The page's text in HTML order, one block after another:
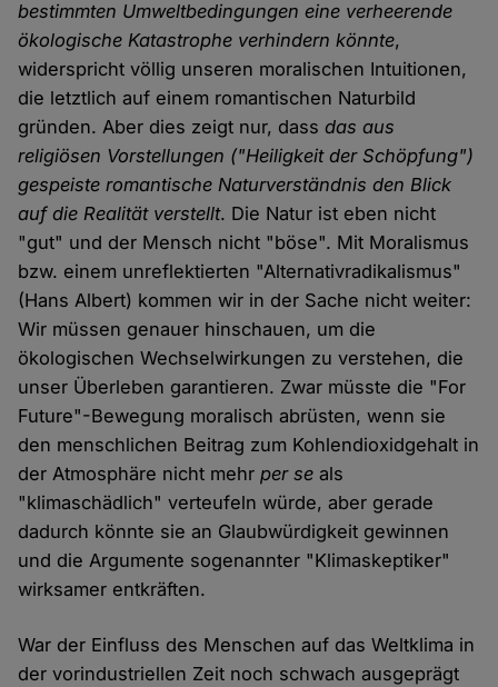
bestimmten Umweltbedingungen eine verheerende
ökologische Katastrophe verhindern könnte,
widerspricht völlig unseren moralischen Intuitionen,
die letztlich auf einem romantischen Naturbild
gründen. Aber dies zeigt nur, dassdas aus
religiösen Vorstellungen ("Heiligkeit der Schöpfung")
gespeiste romantische Naturverständnis den Blick
auf die Realität verstellt. Die Natur ist eben nicht
"gut" und der Mensch nicht "böse". Mit Moralismus
bzw. einem unreflektierten "Alternativradikalismus"
(Hans Albert) kommen wir in der Sache nicht weiter:
Wir müssen genauer hinschauen, um die
ökologischen Wechselwirkungen zu verstehen, die
unser Überleben garantieren. Zwar müsste die "For
Future"-Bewegung moralisch abrüsten, wenn sie
den menschlichen Beitrag zum Kohlendioxidgehalt in
der Atmosphäre nicht mehrper se als
"klimaschädlich" verteufeln würde, aber gerade
dadurch könnte sie an Glaubwürdigkeit gewinnen
und die Argumente sogenannter "Klimaskeptiker"
wirksamer entkräften.
War der Einfluss des Menschen auf das Weltklima in
der vorindustriellen Zeit noch schwach ausgeprägt